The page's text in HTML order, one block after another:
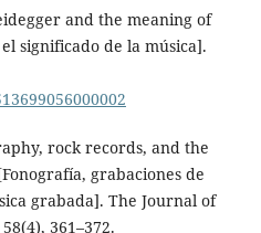
and the meaning of
significado de la música].
rock records, and the
grabaciones de
grabada]. The Journal of
361–372.